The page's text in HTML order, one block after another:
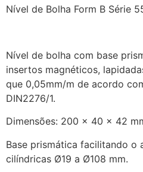
Nível de Bolha Form B Série
Nível de bolha com base
insertos magnéticos,
que 0,05mm/m de acordo
DIN2276/1.
Dimensões: 200 x 40 x 42
Base prismática facilitando o
cilíndricas Ø19 a Ø108 mm.